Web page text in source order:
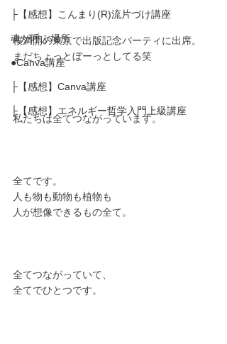
├【感想】こんまり(R)流片づけ講座
魂が呼ぶ場所
●Canva講座
├【感想】Canva講座
├【感想】エネルギー哲学入門上級講座
桜満開の東京で出版記念パーティに出席。
まだちょっとぼーっとしてる笑
私たちは全てつながっています。
全てです。
人も物も動物も植物も
人が想像できるもの全て。
全てつながっていて、
全てでひとつです。